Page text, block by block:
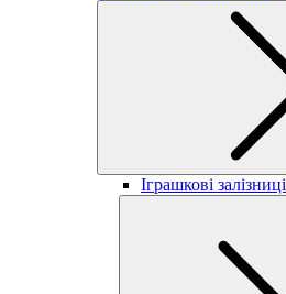
Іграшкові залізниці